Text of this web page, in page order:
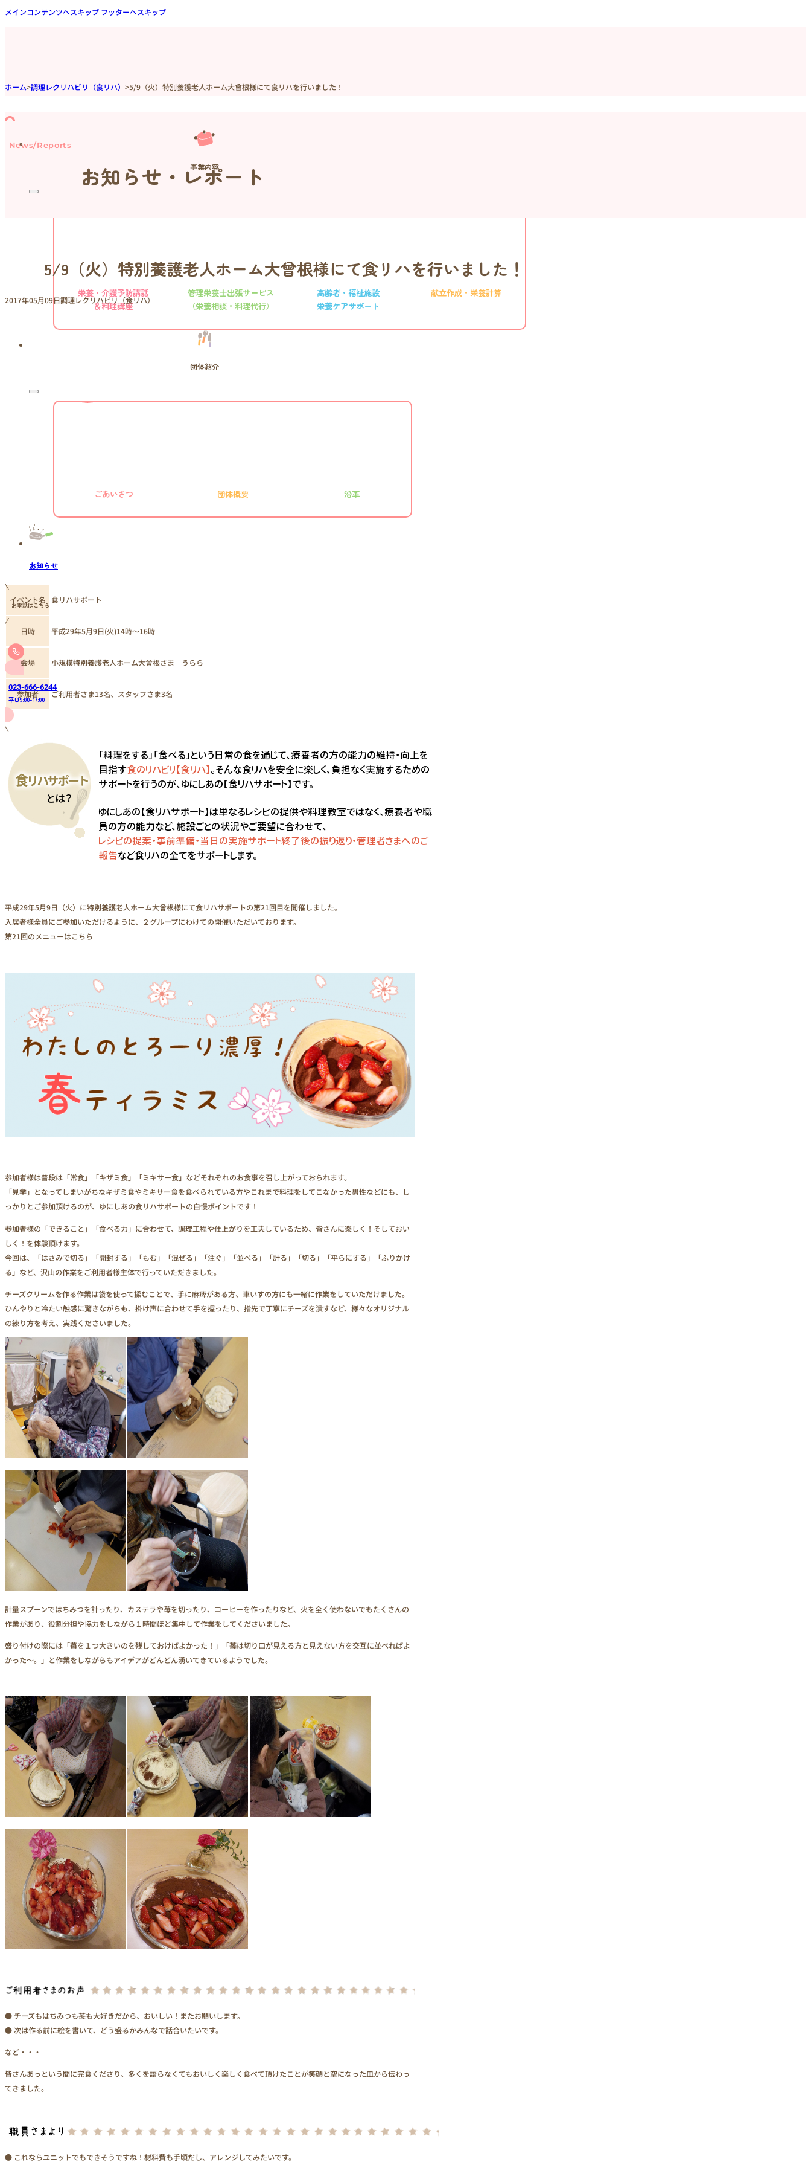
メインコンテンツへスキップ フッターへスキップ
事業内容
栄養・介護予防講話
＆料理講座
管理栄養士出張サービス
（栄養相談・料理代行）
高齢者・福祉施設
栄養ケアサポート
献立作成・栄養計算
団体紹介
ごあいさつ 団体概要 沿革
お知らせ
お電話はこちら
023-666-6244
平日9:00-17:00
メールはこちら
ホーム>調理レクリハビリ（食リハ） >5/9（火）特別養護老人ホーム大曾根様にて食リハを行いました！
News/Reports
お知らせ・レポート
5/9（火）特別養護老人ホーム大曾根様にて食リハを行いました！
2017年05月09日調理レクリハビリ（食リハ）
イベント名 食リハサポート
日時 平成29年5月9日(火)14時～16時
会場 小規模特別養護老人ホーム大曾根さま うらら
参加者 ご利用者さま13名、スタッフさま3名
平成29年5月9日（火）に特別養護老人ホーム大曾根様にて食リハサポートの第21回目を開催しました。
入居者様全員にご参加いただけるように、２グループにわけての開催いただいております。
第21回のメニューはこちら
参加者様は普段は「常食」「キザミ食」「ミキサー食」などそれぞれのお食事を召し上がっておられます。
「見学」となってしまいがちなキザミ食やミキサー食を食べられている方やこれまで料理をしてこなかった男性などにも、し
っかりとご参加頂けるのが、ゆにしあの食リハサポートの自慢ポイントです！
参加者様の「できること」「食べる力」に合わせて、調理工程や仕上がりを工夫しているため、皆さんに楽しく！そしておい
しく！を体験頂けます。
今回は、「はさみで切る」「開封する」「もむ」「混ぜる」「注ぐ」「並べる」「計る」「切る」「平らにする」「ふりかけ
る」など、沢山の作業をご利用者様主体で行っていただきました。
チーズクリームを作る作業は袋を使って揉むことで、手に麻痺がある方、車いすの方にも一緒に作業をしていただけました。
ひんやりと冷たい触感に驚きながらも、掛け声に合わせて手を握ったり、指先で丁寧にチーズを潰すなど、様々なオリジナル
の練り方を考え、実践くださいました。
計量スプーンではちみつを計ったり、カステラや苺を切ったり、コーヒーを作ったりなど、火を全く使わないでもたくさんの
作業があり、役割分担や協力をしながら１時間ほど集中して作業をしてくださいました。
盛り付けの際には「苺を１つ大きいのを残しておけばよかった！」「苺は切り口が見える方と見えない方を交互に並べればよ
かった～。」と作業をしながらもアイデアがどんどん湧いてきているようでした。
● チーズもはちみつも苺も大好きだから、おいしい！またお願いします。
● 次は作る前に絵を書いて、どう盛るかみんなで話合いたいです。
など・・・
皆さんあっという間に完食くださり、多くを語らなくてもおいしく楽しく食べて頂けたことが笑顔と空になった皿から伝わっ
てきました。
● これならユニットでもできそうですね！材料費も手頃だし、アレンジしてみたいです。